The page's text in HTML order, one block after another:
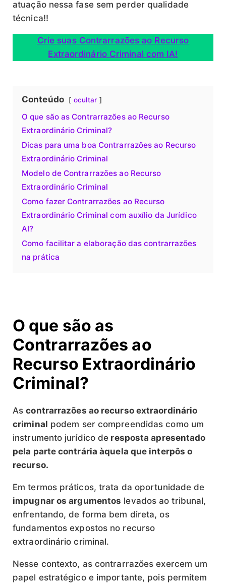
atuação nessa fase sem perder qualidade
técnica!!
Crie suas Contrarrazões ao Recurso
Extraordinário Criminal com IA!
Conteúdo ocultar
O que são as Contrarrazões ao Recurso
Extraordinário Criminal?
Dicas para uma boa Contrarrazões ao Recurso
Extraordinário Criminal
Modelo de Contrarrazões ao Recurso
Extraordinário Criminal
Como fazer Contrarrazões ao Recurso
Extraordinário Criminal com auxílio da Jurídico
AI?
Como facilitar a elaboração das contrarrazões
na prática
O que são as
Contrarrazões ao
Recurso Extraordinário
Criminal?
Ascontrarrazões ao recurso extraordinário
criminal podem ser compreendidas como um
instrumento jurídico de resposta apresentado
pela parte contrária àquela que interpôs o
recurso.
Em termos práticos, trata da oportunidade de
impugnar os argumentos levados ao tribunal,
enfrentando, de forma bem direta, os
fundamentos expostos no recurso
extraordinário criminal.
Nesse contexto, as contrarrazões exercem um
papel estratégico e importante, pois permitem